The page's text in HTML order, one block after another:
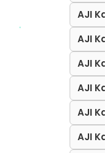
AJI
AJI
AJI
AJI
AJI
AJI